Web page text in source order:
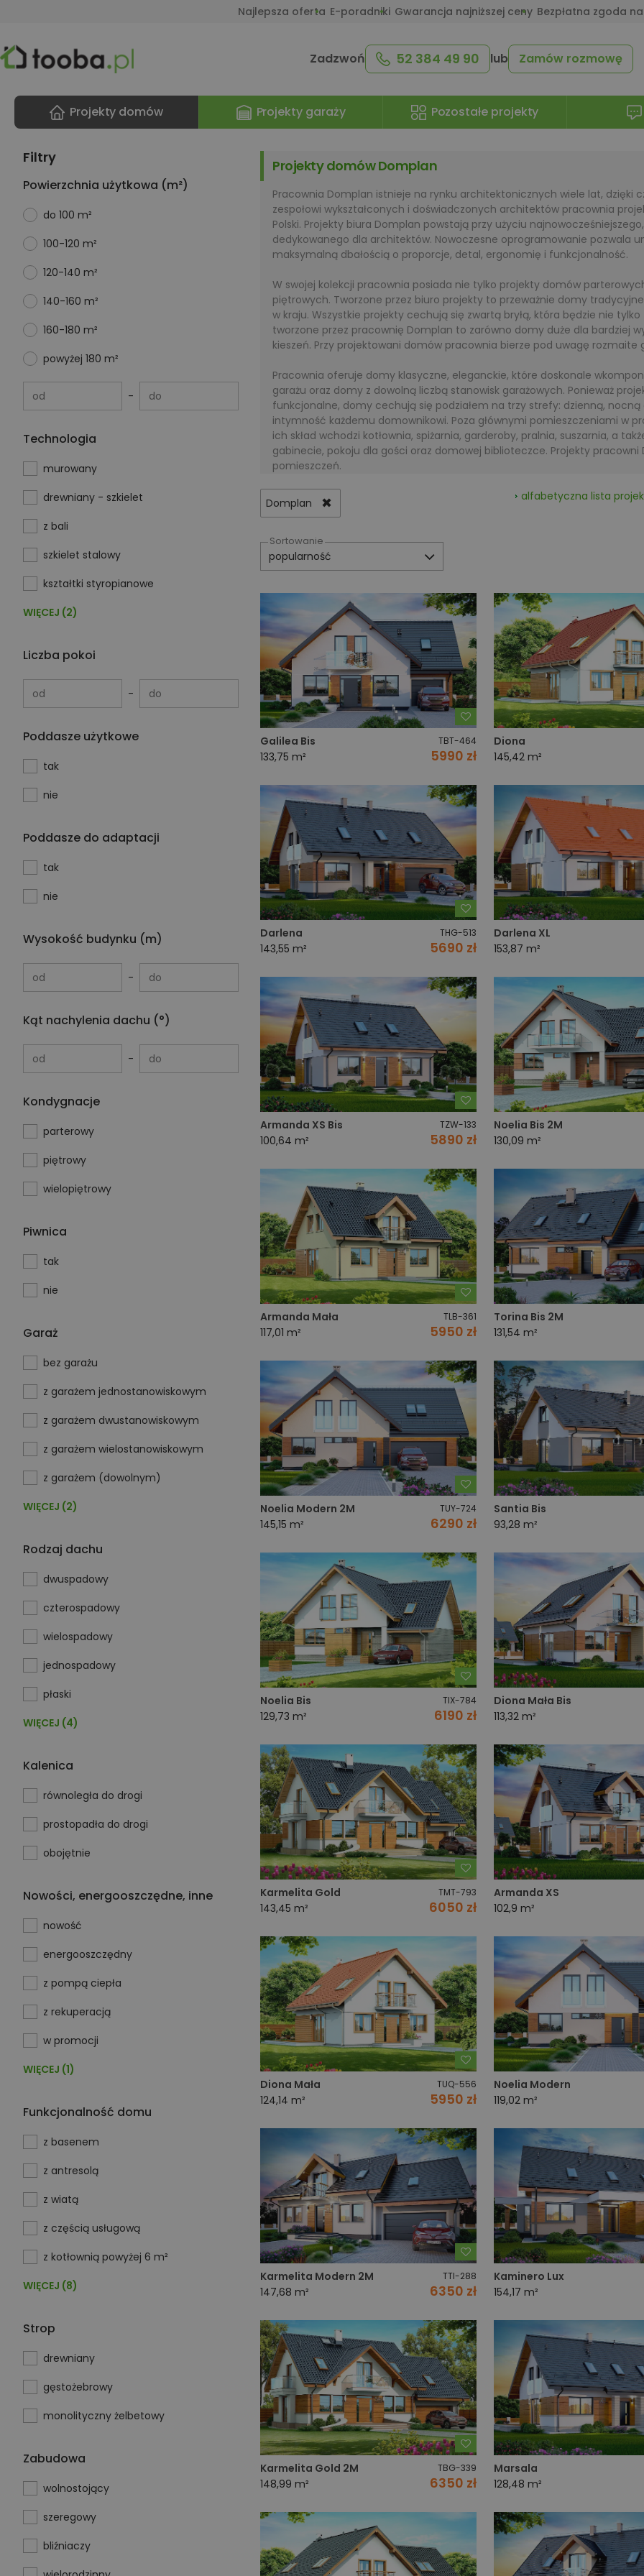
Najlepsza oferta E-poradniki Gwarancja najniższej ceny Bezpłatna zgoda
Zadzwoń 52 384 49 90 lub Zamów rozmowę
Projekty domów Projekty garaży Pozostałe projekty
Projekty domów Domplan
Pracownia Domplan istnieje na rynku architektonicznych wiele lat, dzięki
zespołowi wykształconych i doświadczonych architektów pracownia
Polski. Projekty biura Domplan powstają przy użyciu
dedykowanego dla architektów. Nowoczesne oprogramowanie pozwala
maksymalną dbałością o proporcje, detal, ergonomię i funkcjonalność.
W swojej kolekcji pracownia posiada nie tylko projekty domów
piętrowych. Tworzone przez biuro projekty to przeważnie domy
w kraju. Wszystkie projekty cechują się zwartą bryłą, która będzie nie
tworzone przez pracownię Domplan to zarówno domy duże dla bardziej
kieszeń. Przy projektowani domów pracownia bierze pod uwagę
Pracownia oferuje domy klasyczne, eleganckie, które doskonale
garażu oraz domy z dowolną liczbą stanowisk garażowych. Ponieważ
funkcjonalne, domy cechują się podziałem na trzy strefy: dzienną,
intymność każdemu domownikowi. Poza głównymi pomieszczeniami w
ich skład wchodzi kotłownia, spiżarnia, garderoby, pralnia, suszarnia, a
gabinecie, pokoju dla gości oraz domowej biblioteczce. Projekty
pomieszczeń.
alfabetyczna lista
✖
Domplan
Sortowanie
Galilea Bis TBT-464
133,75 m² 5990 zł
Dodaj do ulubionych
Diona
145,42 m²
Darlena THG-513
143,55 m² 5690 zł
Dodaj do ulubionych
Darlena XL
153,87 m²
Armanda XS Bis TZW-133
100,64 m² 5890 zł
Dodaj do ulubionych
Noelia Bis 2M
130,09 m²
Armanda Mała TLB-361
117,01 m² 5950 zł
Dodaj do ulubionych
Torina Bis 2M
131,54 m²
Noelia Modern 2M TUY-724
145,15 m² 6290 zł
Dodaj do ulubionych
Santia Bis
93,28 m²
Noelia Bis TIX-784
129,73 m² 6190 zł
Dodaj do ulubionych
Diona Mała Bis
113,32 m²
Karmelita Gold TMT-793
143,45 m² 6050 zł
Dodaj do ulubionych
Armanda XS
102,9 m²
Diona Mała TUQ-556
124,14 m² 5950 zł
Dodaj do ulubionych
Noelia Modern
119,02 m²
Karmelita Modern 2M TTI-288
147,68 m² 6350 zł
Dodaj do ulubionych
Kaminero Lux
154,17 m²
Karmelita Gold 2M TBG-339
148,99 m² 6350 zł
Dodaj do ulubionych
Marsala
128,48 m²
Filtry
Powierzchnia użytkowa (m²)
do 100 m²
100-120 m²
120-140 m²
140-160 m²
160-180 m²
powyżej 180 m²
od do
Technologia
murowany
drewniany - szkielet
z bali
szkielet stalowy
kształtki styropianowe
WIĘCEJ (2)
Liczba pokoi
od do
Poddasze użytkowe
tak
nie
Poddasze do adaptacji
tak
nie
Wysokość budynku (m)
od do
Kąt nachylenia dachu (°)
od do
Kondygnacje
parterowy
piętrowy
wielopiętrowy
Piwnica
tak
nie
Garaż
bez garażu
z garażem jednostanowiskowym
z garażem dwustanowiskowym
z garażem wielostanowiskowym
z garażem (dowolnym)
WIĘCEJ (2)
Rodzaj dachu
dwuspadowy
czterospadowy
wielospadowy
jednospadowy
płaski
WIĘCEJ (4)
Kalenica
równoległa do drogi
prostopadła do drogi
obojętnie
Nowości, energooszczędne, inne
nowość
energooszczędny
z pompą ciepła
z rekuperacją
w promocji
WIĘCEJ (1)
Funkcjonalność domu
z basenem
z antresolą
z wiatą
z częścią usługową
z kotłownią powyżej 6 m²
WIĘCEJ (8)
Strop
drewniany
gęstożebrowy
monolityczny żelbetowy
Zabudowa
wolnostojący
szeregowy
bliźniaczy